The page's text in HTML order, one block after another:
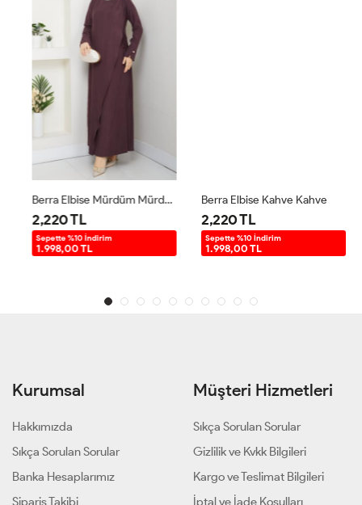
Berra Elbise Mürdüm Mürdüm
2,220 TL
Sepette %10 İndirim
1.998,00 TL
Berra Elbise Kahve Kahve
2,220 TL
Sepette %10 İndirim
1.998,00 TL
Kurumsal
Hakkımızda
Sıkça Sorulan Sorular
Banka Hesaplarımız
Sipariş Takibi
Müşteri Hizmetleri
Sıkça Sorulan Sorular
Gizlilik ve Kvkk Bilgileri
Kargo ve Teslimat Bilgileri
İptal ve İade Koşulları